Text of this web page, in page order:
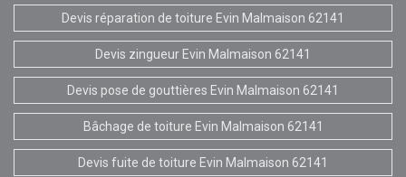
Devis réparation de toiture Evin Malmaison 62141
Devis zingueur Evin Malmaison 62141
Devis pose de gouttières Evin Malmaison 62141
Bâchage de toiture Evin Malmaison 62141
Devis fuite de toiture Evin Malmaison 62141